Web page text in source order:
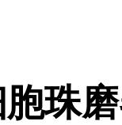
珠